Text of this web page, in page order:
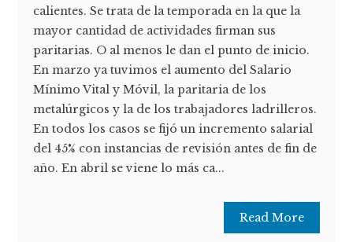
calientes. Se trata de la temporada en la que la
mayor cantidad de actividades firman sus
paritarias. O al menos le dan el punto de inicio.
En marzo ya tuvimos el aumento del Salario
Mínimo Vital y Móvil, la paritaria de los
metalúrgicos y la de los trabajadores ladrilleros.
En todos los casos se fijó un incremento salarial
del 45% con instancias de revisión antes de fin de
año. En abril se viene lo más ca...
Read More